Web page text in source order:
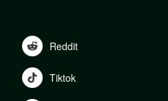
Reddit
Tiktok